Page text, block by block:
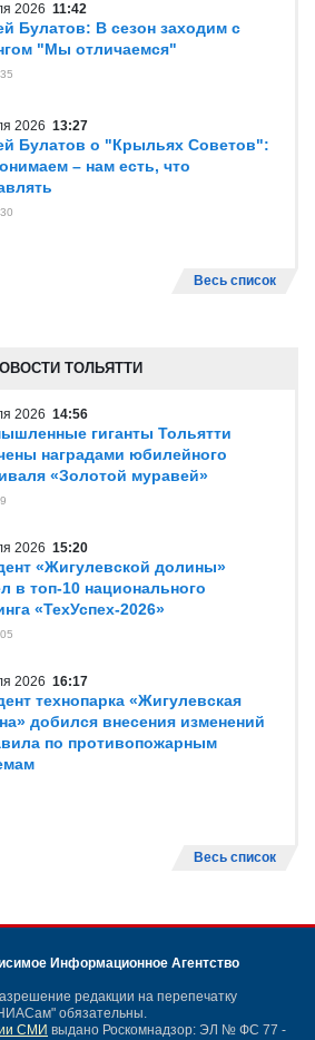
2026 11:42
Булатов: В сезон заходим с
"Мы отличаемся"
2026 13:27
Булатов о "Крыльях Советов":
– нам есть, что
Весь список
ТОЛЬЯТТИ
2026 14:56
гиганты Тольятти
наградами юбилейного
«Золотой муравей»
2026 15:20
«Жигулевской долины»
в топ-10 национального
«ТехУспех-2026»
2026 16:17
технопарка «Жигулевская
добился внесения изменений
по противопожарным
Весь список
Информационное Агентство
редакции на перепечатку
обязательны.
СМИ выдано Роскомнадзор: ЭЛ № ФС 77 -